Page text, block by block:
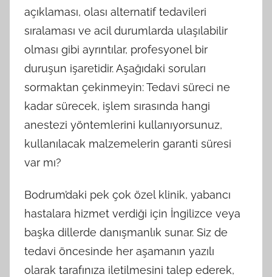
açıklaması, olası alternatif tedavileri
sıralaması ve acil durumlarda ulaşılabilir
olması gibi ayrıntılar, profesyonel bir
duruşun işaretidir. Aşağıdaki soruları
sormaktan çekinmeyin: Tedavi süreci ne
kadar sürecek, işlem sırasında hangi
anestezi yöntemlerini kullanıyorsunuz,
kullanılacak malzemelerin garanti süresi
var mı?
Bodrum’daki pek çok özel klinik, yabancı
hastalara hizmet verdiği için İngilizce veya
başka dillerde danışmanlık sunar. Siz de
tedavi öncesinde her aşamanın yazılı
olarak tarafınıza iletilmesini talep ederek,